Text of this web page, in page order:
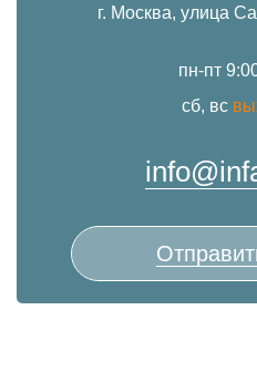
г. Москва, улица
пн-пт
сб, вс